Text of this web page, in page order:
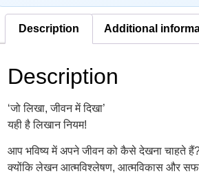
Description Additional
Description
‘जो लिखा, जीवन में दिखा’
यही है लिखान नियम!
आप भविष्य में अपने जीवन को कैसे देखना चाहते
क्योंकि लेखन आत्मविश्लेषण, आत्मविकास और